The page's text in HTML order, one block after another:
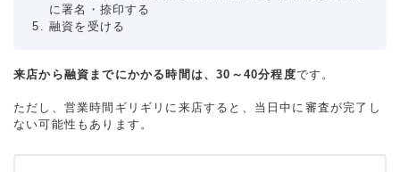
に署名・捺印する
融資を受ける
来店から融資までにかかる時間は、30～40分程度です。
ただし、営業時間ギリギリに来店すると、当日中に審査が完了し
ない可能性もあります。